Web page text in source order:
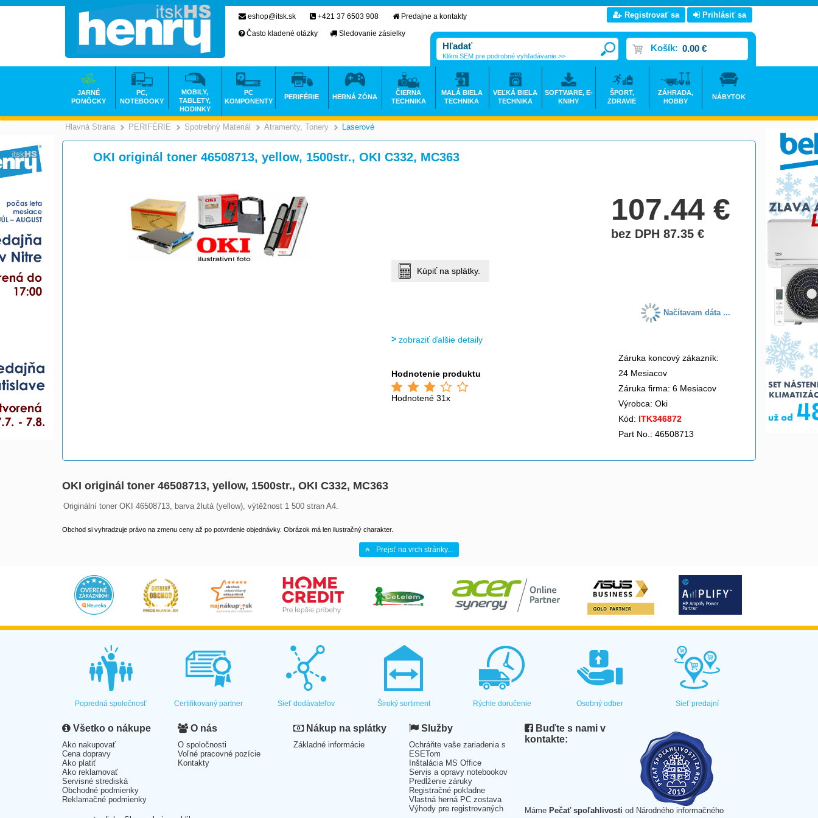
Hlavná Strana >
PERIFÉRIE >
Spotrebný Materiál >
Atramenty, Tonery >
Laserové
OKI originál toner 46508713, yellow, 1500str., OKI C332, MC363
107.44€
bez DPH 87.35€
Kúpiť na splátky.
Načítavam dáta ...
zobraziť ďalšie detaily
Hodnotenie produktu
Hodnotené 31x
Záruka koncový zákazník:
24 Mesiacov
Záruka firma: 6 Mesiacov
Výrobca: Oki
Kód: ITK346872
Part No.: 46508713
OKI originál toner 46508713, yellow, 1500str., OKI C332, MC363
Originální toner OKI 46508713, barva žlutá (yellow), výtěžnost 1 500 stran A4.
Obchod si vyhradzuje právo na zmenu ceny až po potvrdenie objednávky. Obrázok má len ilustračný charakter.
Prejsť na vrch stránky...
eshop@itsk.sk +421 37 6503 908
Predajne a kontakty
Často kladené otázky
Sledovanie zásielky
Registrovať sa Prihlásiť sa
Košík: 0.00 €
Klikni SEM pre podrobné vyhľadávanie >>
JARNÉ
POMÔCKY
PC,
NOTEBOOKY
MOBILY,
TABLETY,
HODINKY
PC
KOMPONENTY
PERIFÉRIE HERNÁ ZÓNA
ČIERNA
TECHNIKA
MALÁ BIELA
TECHNIKA
VEĽKÁ BIELA
TECHNIKA
SOFTWARE, E-
KNIHY
ŠPORT,
ZDRAVIE
ZÁHRADA,
HOBBY
NÁBYTOK
Popredná spoločnosť Certifikovaný partner Sieť dodávateľov Široký sortiment Rýchle doručenie Osobný odber Sieť predajní
Všetko o nákupe
Ako nakupovať
Cena dopravy
Ako platiť
Ako reklamovať
Servisné strediská
Obchodné podmienky
Reklamačné podmienky
O nás
O spoločnosti
Voľné pracovné pozície
Kontakty
Nákup na splátky
Základné informácie
Služby
Ochráňte vaše zariadenia s
ESETom
Inštalácia MS Office
Servis a opravy notebookov
Predĺženie záruky
Registračné pokladne
Vlastná herná PC zostava
Výhody pre registrovaných
Buďte s nami v
kontakte:
Máme Pečať spoľahlivosti od Národného informačného